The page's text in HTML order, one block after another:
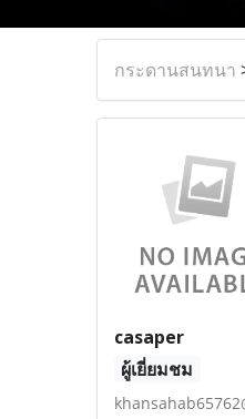
กระดานสนทนา
casaper
ผู้เยี่ยมชม